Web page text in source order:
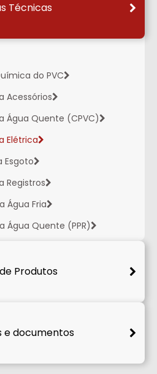
Técnicas
do PVC
Acessórios
Água Quente (CPVC)
Elétrica
Esgoto
Registros
Água Fria
Água Quente (PPR)
Produtos
e documentos